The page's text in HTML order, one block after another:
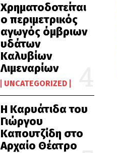
Χρηματοδοτείται
ο περιμετρικός
αγωγός όμβριων
υδάτων
Καλυβίων
Λιμεναρίων
UNCATEGORIZED
Η Καρυάτιδα του
Γιώργου
Καπουτζίδη στο
Αρχαίο Θέατρο